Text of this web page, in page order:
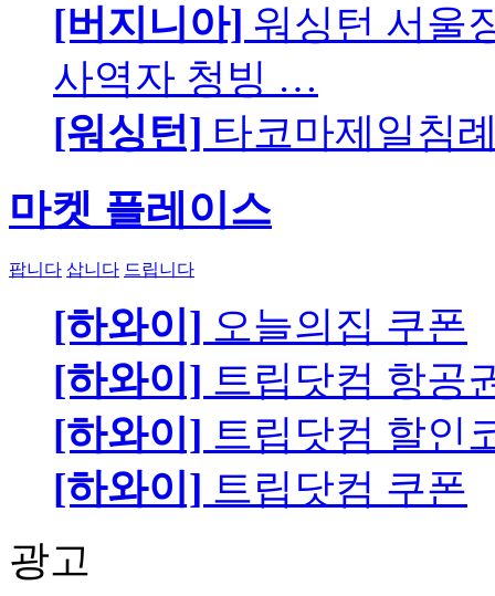
[버지니아] 워싱턴 서울
사역자 청빙 …
[워싱턴] 타코마제일침
마켓 플레이스
팝니다 삽니다 드립니다
[하와이] 오늘의집 쿠폰
[하와이] 트립닷컴 항공
[하와이] 트립닷컴 할인
[하와이] 트립닷컴 쿠폰
광고